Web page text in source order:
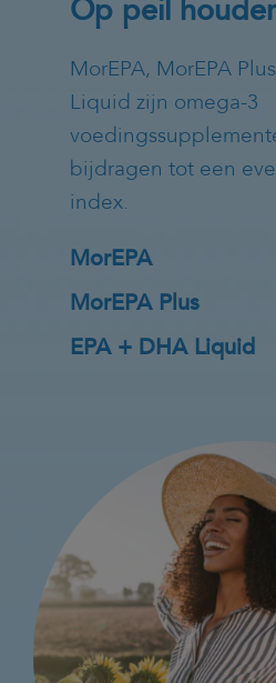
Op peil
MorEPA, MorEPA
Liquid zijn omega-3
bijdragen tot een
index.
MorEPA
MorEPA Plus
EPA + DHA Liquid